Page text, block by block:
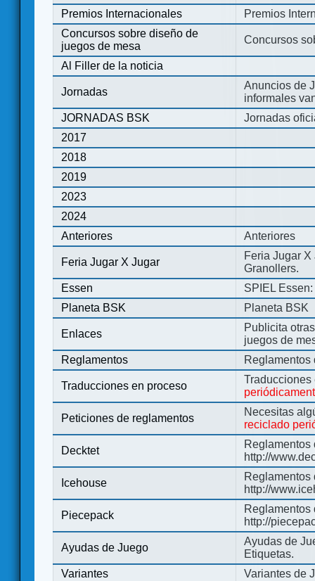
Premios Internacionales
Premios
Concursos sobre diseño de
juegos de mesa
Concursos
Al Filler de la noticia
Jornadas
Anuncios de
informales
JORNADAS BSK
Jornadas
2017
2018
2019
2023
2024
Anteriores
Anteriores
Feria Jugar X Jugar
Feria Jugar
Granollers.
Essen
SPIEL
Planeta BSK
Planeta BSK
Enlaces
Publicita
juegos de
Reglamentos
Reglamentos
Traducciones en proceso
Peticiones de reglamentos
Necesitas
reciclado
Decktet
Reglamentos
http://
Icehouse
Reglamentos
http://
Piecepack
Reglamentos
http://
Ayudas de Juego
Ayudas de
Etiquetas.
Variantes
Variantes de